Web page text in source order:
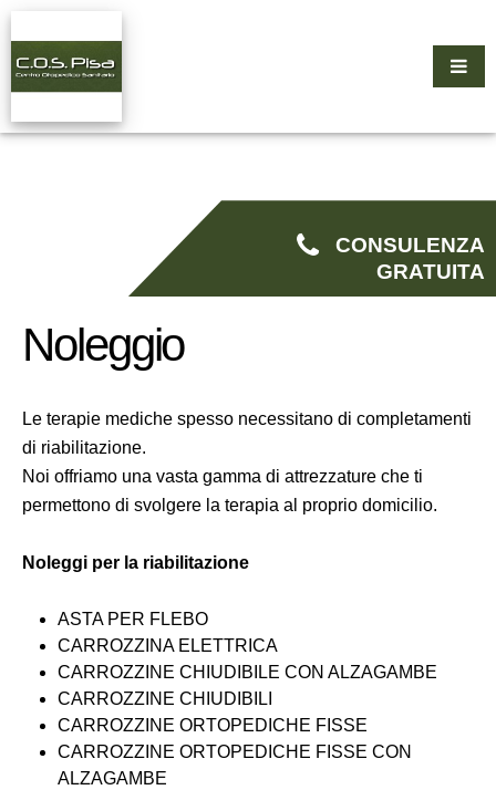
CONSULENZA
GRATUITA
Noleggio
Le terapie mediche spesso necessitano di completamenti
di riabilitazione.
Noi offriamo una vasta gamma di attrezzature che ti
permettono di svolgere la terapia al proprio domicilio.
Noleggi per la riabilitazione
ASTA PER FLEBO
CARROZZINA ELETTRICA
CARROZZINE CHIUDIBILE CON ALZAGAMBE
CARROZZINE CHIUDIBILI
CARROZZINE ORTOPEDICHE FISSE
CARROZZINE ORTOPEDICHE FISSE CON
ALZAGAMBE